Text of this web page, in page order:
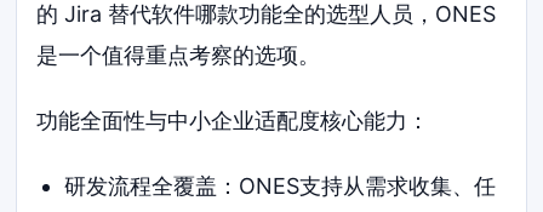
的 Jira 替代软件哪款功能全的选型人员，ONES
是一个值得重点考察的选项。
功能全面性与中小企业适配度核心能力：
研发流程全覆盖：ONES支持从需求收集、任